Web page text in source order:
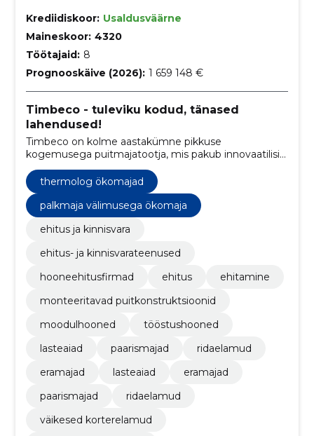
Krediidiskoor: Usaldusväärne
Maineskoor: 4320
Töötajaid: 8
Prognooskäive (2026): 1 659 148 €
Timbeco - tuleviku kodud, tänased
lahendused!
Timbeco on kolme aastakümne pikkuse
kogemusega puitmajatootja, mis pakub innovaatilisi
ja keskkonnasõbralikke lahendusi ehitusturule.
thermolog ökomajad
palkmaja välimusega ökomaja
ehitus ja kinnisvara
ehitus- ja kinnisvarateenused
hooneehitusfirmad
ehitus
ehitamine
monteeritavad puitkonstruktsioonid
moodulhooned
tööstushooned
lasteaiad
paarismajad
ridaelamud
eramajad
lasteaiad
eramajad
paarismajad
ridaelamud
väikesed korterelamud